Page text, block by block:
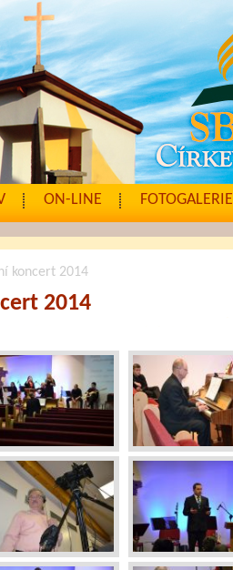
ON-LINE FOTOGALERIE
koncert 2014
2014